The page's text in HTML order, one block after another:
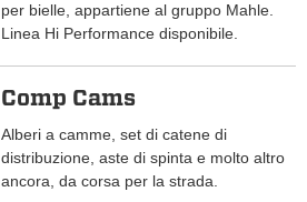
per bielle, appartiene al gruppo Mahle.
Linea Hi Performance disponibile.
Comp Cams
Alberi a camme, set di catene di
distribuzione, aste di spinta e molto altro
ancora, da corsa per la strada.